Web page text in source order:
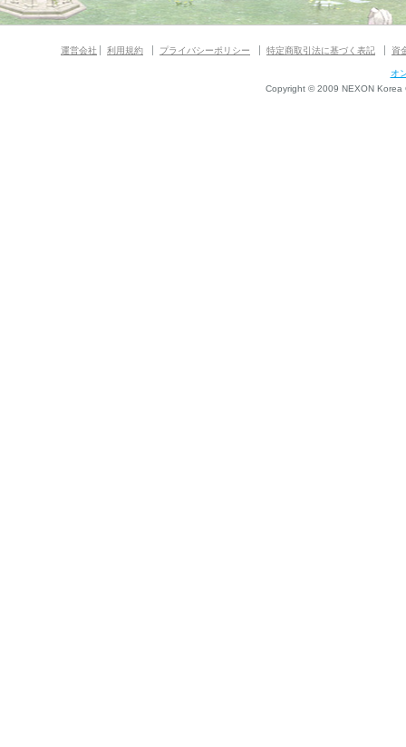
運営会社 利用規約 プライバシーポリシー 特定商取引法に基づく表記 資
オ
Copyright © 2009 NEXON Korea